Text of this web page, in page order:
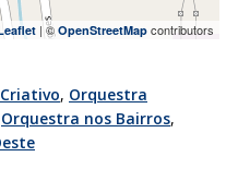
| © OpenStreetMap contributors
, Orquestra
Orquestra nos Bairros,